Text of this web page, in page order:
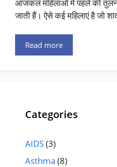
आजकल महिलाओं में पहले की तुलना
जाती हैं। ऐसे कई महिलाएं है जो
Read more
Categories
AIDS(3)
Asthma (8)